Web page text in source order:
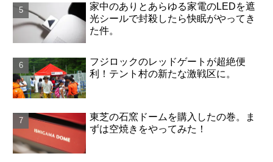
家中のありとあらゆる家電のLEDを遮
光シールで封殺したら快眠がやってき
た件。
フジロックのレッドゲートが超絶便
利！テント村の新たな激戦区に。
東芝の石窯ドームを購入したの巻。ま
ずは空焼きをやってみた！